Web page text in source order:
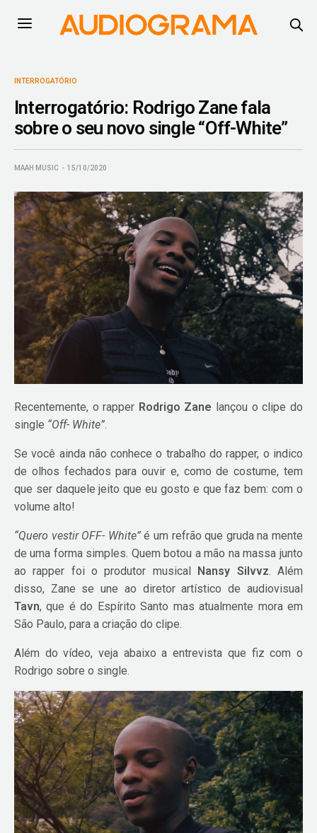
INTERROGATÓRIO
Interrogatório: Rodrigo Zane fala
sobre o seu novo single “Off-White”
MAAH MUSIC 15/10/2020
Recentemente, o rapper Rodrigo Zane lançou o clipe do
single “Off- White”.
Se você ainda não conhece o trabalho do rapper, o indico
de olhos fechados para ouvir e, como de costume, tem
que ser daquele jeito que eu gosto e que faz bem: com o
volume alto!
“Quero vestir OFF- White”é um refrão que gruda na mente
de uma forma simples. Quem botou a mão na massa junto
ao rapper foi o produtor musical Nansy Silvvz. Além
disso, Zane se une ao diretor artístico de audiovisual
Tavn, que é do Espírito Santo mas atualmente mora em
São Paulo, para a criação do clipe.
Além do vídeo, veja abaixo a entrevista que fiz com o
Rodrigo sobre o single.